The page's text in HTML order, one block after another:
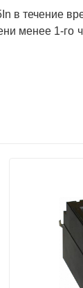
в течение
менее 1-го